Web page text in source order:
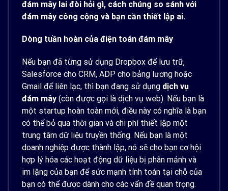
đám mây lai đòi hỏi gì, cách chúng so sánh với
đám mây công cộng và bạn cần thiết lập ai.
Dòng tuần hoàn của điện toán đám mây
Nếu bạn đã từng sử dụng Dropbox để lưu trữ,
Salesforce cho CRM, ADP cho bảng lương hoặc
Gmail để liên lạc, thì bạn đang sử dụng dịch vụ
đám mây (còn được gọi là dịch vụ web). Nếu bạn là
một startup hoàn toàn mới, điều này có nghĩa là bạn
có thể bỏ qua thời gian và chi phí thiết lập một
trung tâm dữ liệu truyền thống. Nếu bạn là một
doanh nghiệp được thành lập, nó sẽ cho bạn cơ hội
hợp lý hóa các hoạt động dữ liệu bị phân mảnh và
im lặng của bạn để sức mạnh tính toán tại chỗ của
bạn có thể được dành cho các vấn đề quan trọng.